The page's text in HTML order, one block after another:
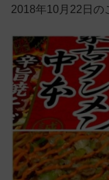
2018年10月22日の